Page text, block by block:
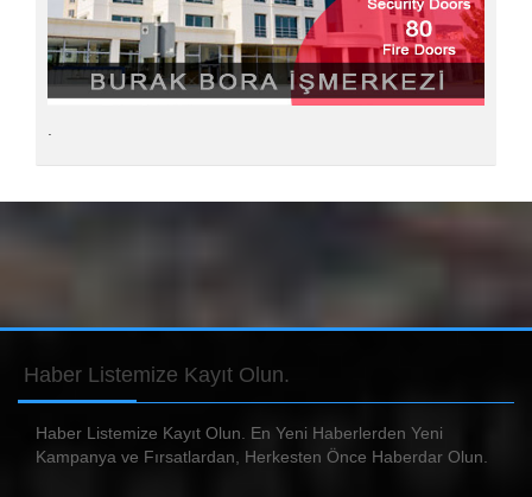
Haber Listemize Kayıt Olun.
Haber Listemize Kayıt Olun. En Yeni Haberlerden Yeni
Kampanya ve Fırsatlardan, Herkesten Önce Haberdar Olun.